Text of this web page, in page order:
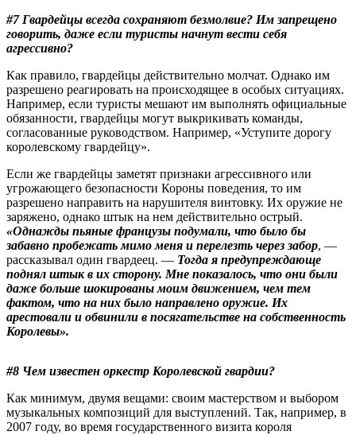
#7 Гвардейцы всегда сохраняют безмолвие? Им запрещено
говорить, даже если туристы начнут вести себя
агрессивно?
Как правило, гвардейцы действительно молчат. Однако им
разрешено реагировать на происходящее в особых ситуациях.
Например, если туристы мешают им выполнять официальные
обязанности, гвардейцы могут выкрикивать команды,
согласованные руководством. Например, «Уступите дорогу
королевскому гвардейцу».
Если же гвардейцы заметят признаки агрессивного или
угрожающего безопасности Короны поведения, то им
разрешено направить на нарушителя винтовку. Их оружие не
заряжено, однако штык на нем действительно острый.
«Однажды пьяные французы подумали, что было бы
забавно пробежать мимо меня и перелезть через забор, —
рассказывал один гвардеец. — Тогда я предупреждающе
поднял штык в их сторону. Мне показалось, что они были
даже больше шокированы моим движением, чем тем
фактом, что на них было направлено оружие. Их
арестовали и обвинили в посягательстве на собственность
Королевы».
#8 Чем известен оркестр Королевской гвардии?
Как минимум, двумя вещами: своим мастерством и выбором
музыкальных композиций для выступлений. Так, например, в
2007 году, во время государственного визита короля